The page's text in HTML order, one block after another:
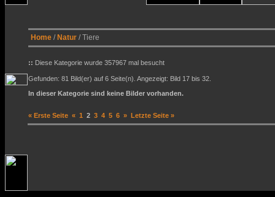
Home / Natur / Tiere
:: Diese Kategorie wurde 357967 mal besucht
Gefunden: 81 Bild(er) auf 6 Seite(n). Angezeigt: Bild 17 bis 32.
In dieser Kategorie sind keine Bilder vorhanden.
« Erste Seite « 1 2 3 4 5 6 » Letzte Seite »